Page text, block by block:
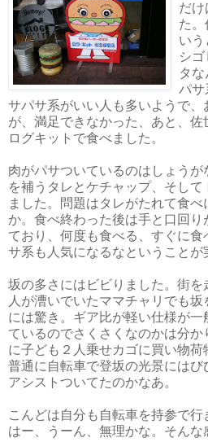
だけ
た。
いう
シ
タ
パサ
サパサ系がいい人も多いようで、
が、満足できなかった、あと、
ログキットで食べました。
肉がパサついているのはしょう
を補うタレとケチャップ、そし
ました。問題はタレがたれて食べ
か。食べ終わった後は手と口回り
ており、何度も食べる、すぐに
サ系も人気になるなということが
坂の多さにはビビりました。街
人が漕いでいたママチャリでも
には驚き。ギア比が軽い仕様が
ているのでさくさくなのかは分
に子ども２人乗せカゴに買い物
普通に自転車で登坂の光景にはび
アシストついてたのかなあ。
こんどは自分も自転車を持参で
はー、うーん、無理かな。そんな